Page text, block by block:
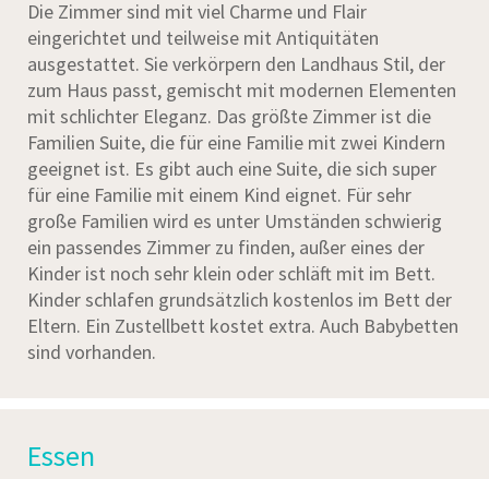
Die Zimmer sind mit viel Charme und Flair
eingerichtet und teilweise mit Antiquitäten
ausgestattet. Sie verkörpern den Landhaus Stil, der
zum Haus passt, gemischt mit modernen Elementen
mit schlichter Eleganz. Das größte Zimmer ist die
Familien Suite, die für eine Familie mit zwei Kindern
geeignet ist. Es gibt auch eine Suite, die sich super
für eine Familie mit einem Kind eignet. Für sehr
große Familien wird es unter Umständen schwierig
ein passendes Zimmer zu finden, außer eines der
Kinder ist noch sehr klein oder schläft mit im Bett.
Kinder schlafen grundsätzlich kostenlos im Bett der
Eltern. Ein Zustellbett kostet extra. Auch Babybetten
sind vorhanden.
Essen